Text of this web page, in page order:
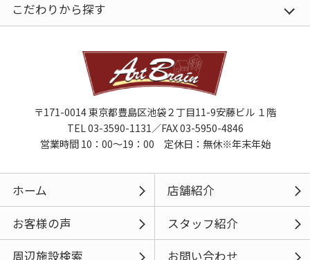
こだわりから探す
〒171-0014 東京都豊島区池袋２丁目11-9安藤ビル １階
TEL 03-3590-1131／FAX 03-5950-4846
営業時間 10：00～19：00 定休日：無休※年末年始
ホーム
店舗紹介
お客様の声
スタッフ紹介
周辺施設検索
お問い合わせ